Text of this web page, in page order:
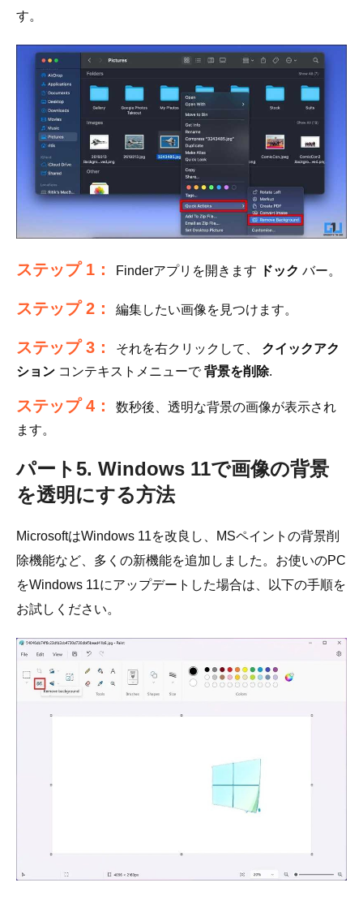
す。
ステップ 1： Finderアプリを開きます ドック バー。
ステップ 2： 編集したい画像を見つけます。
ステップ 3： それを右クリックして、 クイックアク
ション コンテキストメニューで背景を削除.
ステップ 4：
数秒後、透明な背景の画像が表示され
ます。
パート5. Windows 11で画像の背景
を透明にする方法
MicrosoftはWindows 11を改良し、MSペイントの背景削
除機能など、多くの新機能を追加しました。お使いのPC
をWindows 11にアップデートした場合は、以下の手順を
お試しください。